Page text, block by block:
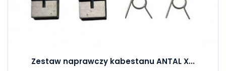
Zestaw naprawczy kabestanu ANTAL X...